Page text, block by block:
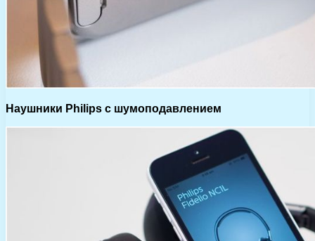
Наушники Philips с шумоподавлением